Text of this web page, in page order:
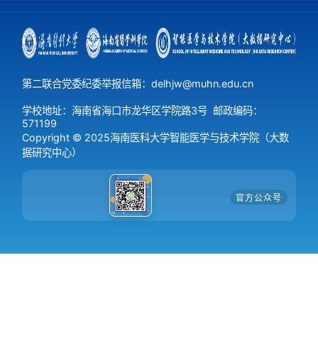
第二联合党委纪委举报信箱：delhjw@muhn.edu.cn
学校地址：海南省海口市龙华区学院路3号 邮政编码：
571199
Copyright © 2025海南医科大学智能医学与技术学院（大数
据研究中心）
官方公众号